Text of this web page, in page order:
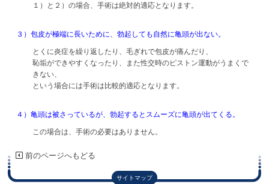
１）と２）の場合、手術は絶対的適応となります。
３）包皮が極端に長いために、勃起しても自然に亀頭が出ない。
とくに炎症を繰り返したり、毛ぎれで包皮が痛んだり、
恥垢ができやすくなったり、また性交時のピストン運動がうまくで
きない、
という場合には手術は比較的適応となります。
４）亀頭は被さっているが、勃起するとスムーズに亀頭が出てくる。
この場合は、手術の必要はありません。
前のページへもどる
サイトマップ